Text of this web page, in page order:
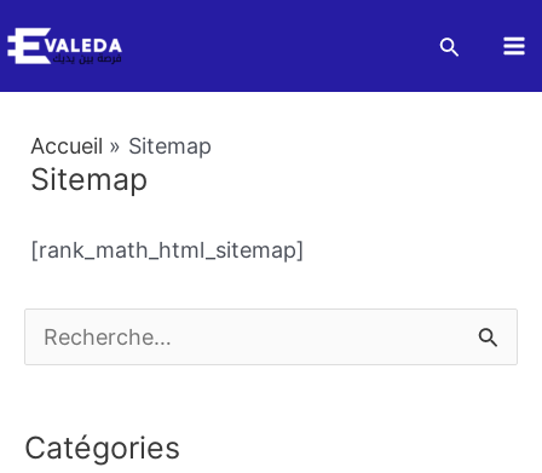
au
contenu
e
h
Catégories
Accueil Sitemap
Sitemap
[rank_math_html_sitemap]